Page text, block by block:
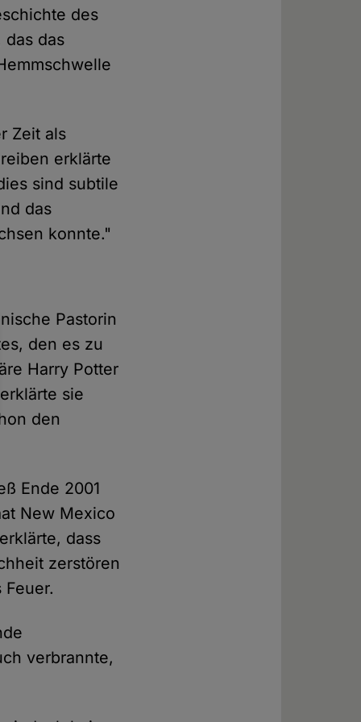
des
das das
Zeit als
erklärte
sind subtile
das
konnte."
Pastorin
den es zu
Harry Potter
sie
den
Ende 2001
New Mexico
dass
zerstören
verbrannte,